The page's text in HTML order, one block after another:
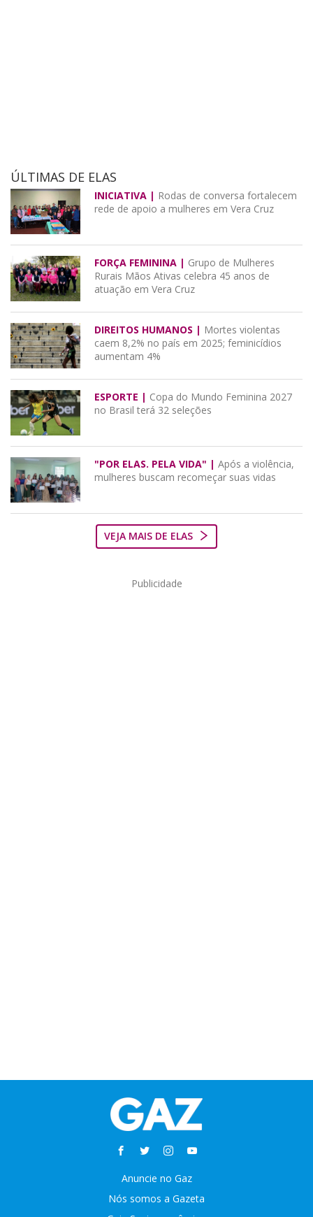
ÚLTIMAS DE ELAS
INICIATIVA | Rodas de conversa fortalecem
rede de apoio a mulheres em Vera Cruz
FORÇA FEMININA | Grupo de Mulheres
Rurais Mãos Ativas celebra 45 anos de
atuação em Vera Cruz
DIREITOS HUMANOS | Mortes violentas
caem 8,2% no país em 2025; feminicídios
aumentam 4%
ESPORTE | Copa do Mundo Feminina 2027
no Brasil terá 32 seleções
"POR ELAS. PELA VIDA" | Após a violência,
mulheres buscam recomeçar suas vidas
VEJA MAIS DE ELAS
Publicidade
Anuncie no Gaz
Nós somos a Gazeta